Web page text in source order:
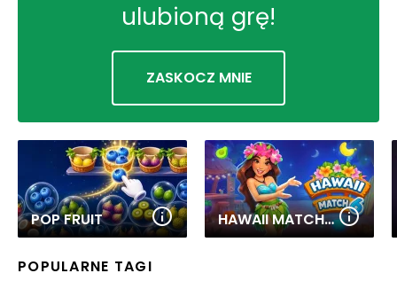
ulubioną grę!
ZASKOCZ MNIE
POP FRUIT HAWAII MATCH 6
POPULARNE TAGI